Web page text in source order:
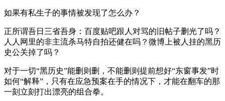
如果有私生子的事情被发现了怎么办？
正所谓吾日三省吾身：百度贴吧跟人对骂的旧帖子删光了吗？
人人网里的非主流杀马特自拍还健在吗？微博上被人挂的黑历
史公关掉了吗？
对于一切“黑历史”能删则删，不能删则提前想好“东窗事发”时
如何“解释”，只有在应急预案在手的情况下，才能在翻车的那
一刻立刻打出漂亮的组合拳。